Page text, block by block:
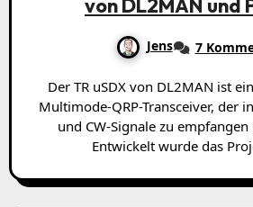
Jens 7
Der TR uSDX von DL2MAN ist ein experimenteller
Multimode-QRP-Transceiver, der
und CW-Signale zu
Entwickelt wurde das